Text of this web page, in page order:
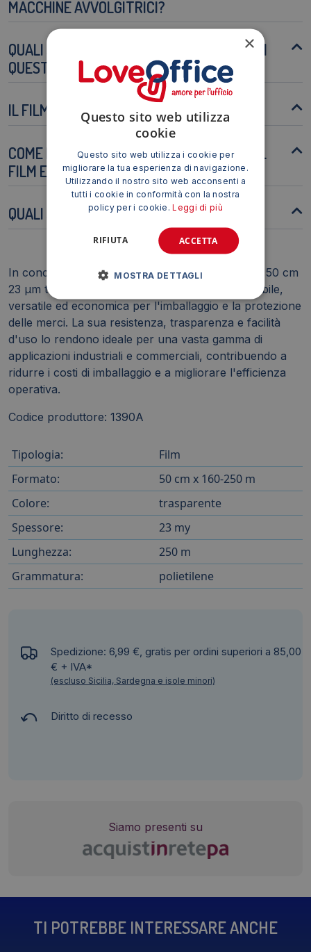
MACCHINE AVVOLGITRICI?
QUALI SONO LE APPLICAZIONI PRINCIPALI DI
QUESTO FILM ESTENSIBILE?
IL FILM È RICICLABILE?
COME POSSO OTTIMIZZARE L'UTILIZZO DEL
FILM ESTENSIBILE?
QUALI SONO LE DIMENSIONI DELLA BOBINA?
In conclusione, il Film estensibile VIVA in bobina 50 cm
23 µm trasparente 1390A è una soluzione affidabile,
versatile ed economica per l'imballaggio e la protezione
delle merci. La sua resistenza, trasparenza e facilità
d'uso lo rendono ideale per una vasta gamma di
applicazioni industriali e commerciali, contribuendo a
ridurre i costi di imballaggio e a migliorare l'efficienza
operativa.
Codice produttore: 1390A
Tipologia:
Film
Formato:
50 cm x 160-250 m
Colore:
trasparente
Spessore:
23 my
Lunghezza:
250 m
Grammatura:
polietilene
Spedizione: 6,99 €, gratis per ordini superiori a 85,00
€ + IVA*
(escluso Sicilia, Sardegna e isole minori)
Diritto di recesso
Siamo presenti su
TI POTREBBE INTERESSARE ANCHE
×
Questo sito web utilizza
cookie
Questo sito web utilizza i cookie per
migliorare la tua esperienza di navigazione.
Utilizzando il nostro sito web acconsenti a
tutti i cookie in conformità con la nostra
policy per i cookie.Leggi di più
ACCETTA
RIFIUTA
MOSTRA DETTAGLI